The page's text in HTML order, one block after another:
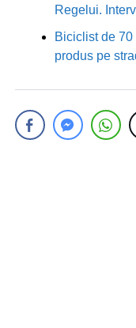
Regelui.
Biciclist de
produs pe